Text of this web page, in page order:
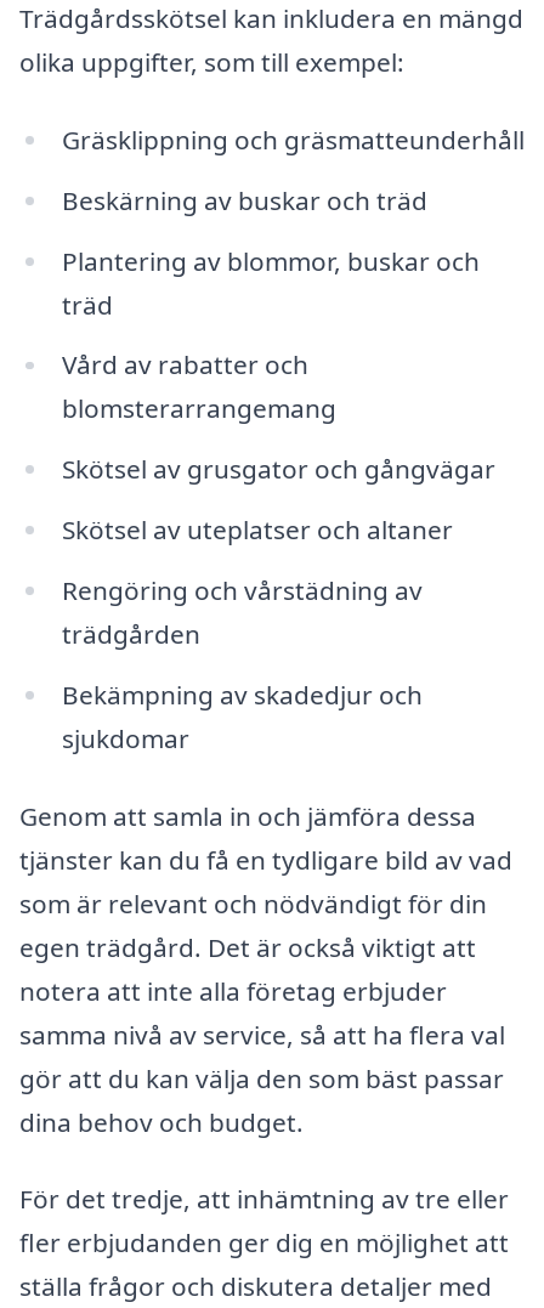
Trädgårdsskötsel kan inkludera en mängd
olika uppgifter, som till exempel:
Gräsklippning och gräsmatteunderhåll
Beskärning av buskar och träd
Plantering av blommor, buskar och
träd
Vård av rabatter och
blomsterarrangemang
Skötsel av grusgator och gångvägar
Skötsel av uteplatser och altaner
Rengöring och vårstädning av
trädgården
Bekämpning av skadedjur och
sjukdomar
Genom att samla in och jämföra dessa
tjänster kan du få en tydligare bild av vad
som är relevant och nödvändigt för din
egen trädgård. Det är också viktigt att
notera att inte alla företag erbjuder
samma nivå av service, så att ha flera val
gör att du kan välja den som bäst passar
dina behov och budget.
För det tredje, att inhämtning av tre eller
fler erbjudanden ger dig en möjlighet att
ställa frågor och diskutera detaljer med